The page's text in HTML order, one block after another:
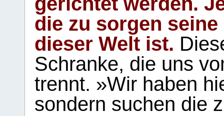
die zu sorgen
dieser Welt ist.
Schranke, die uns
trennt. »Wir haben
sondern suchen die